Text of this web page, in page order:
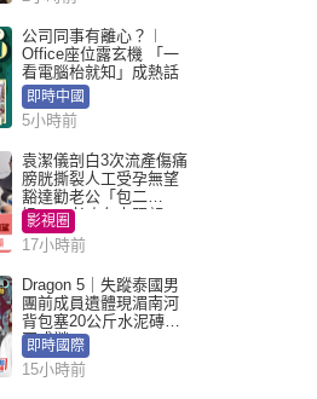
公司同事有離心？︱
Office座位露玄機 「一
看電腦枱就知」成熱話
即時中國
5小時前
袁潔儀剖白3次流產傷痛
膀胱撕裂人工受孕無望
豁達勸老公「包二
奶」：老咗有人照顧
影視圈
17小時前
Dragon 5｜失蹤泰國男
團前成員遺體現湄南河
背包塞20公斤水泥磚死
因成謎
即時國際
15小時前